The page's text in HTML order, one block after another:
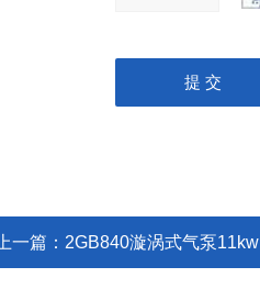
上一篇： 2GB840漩涡式气泵11kw